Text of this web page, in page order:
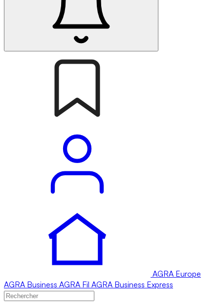
AGRA Europe
AGRA Business AGRA Fil AGRA Business Express